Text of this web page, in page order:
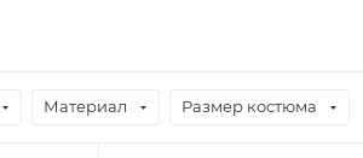
Материал Размер костюма